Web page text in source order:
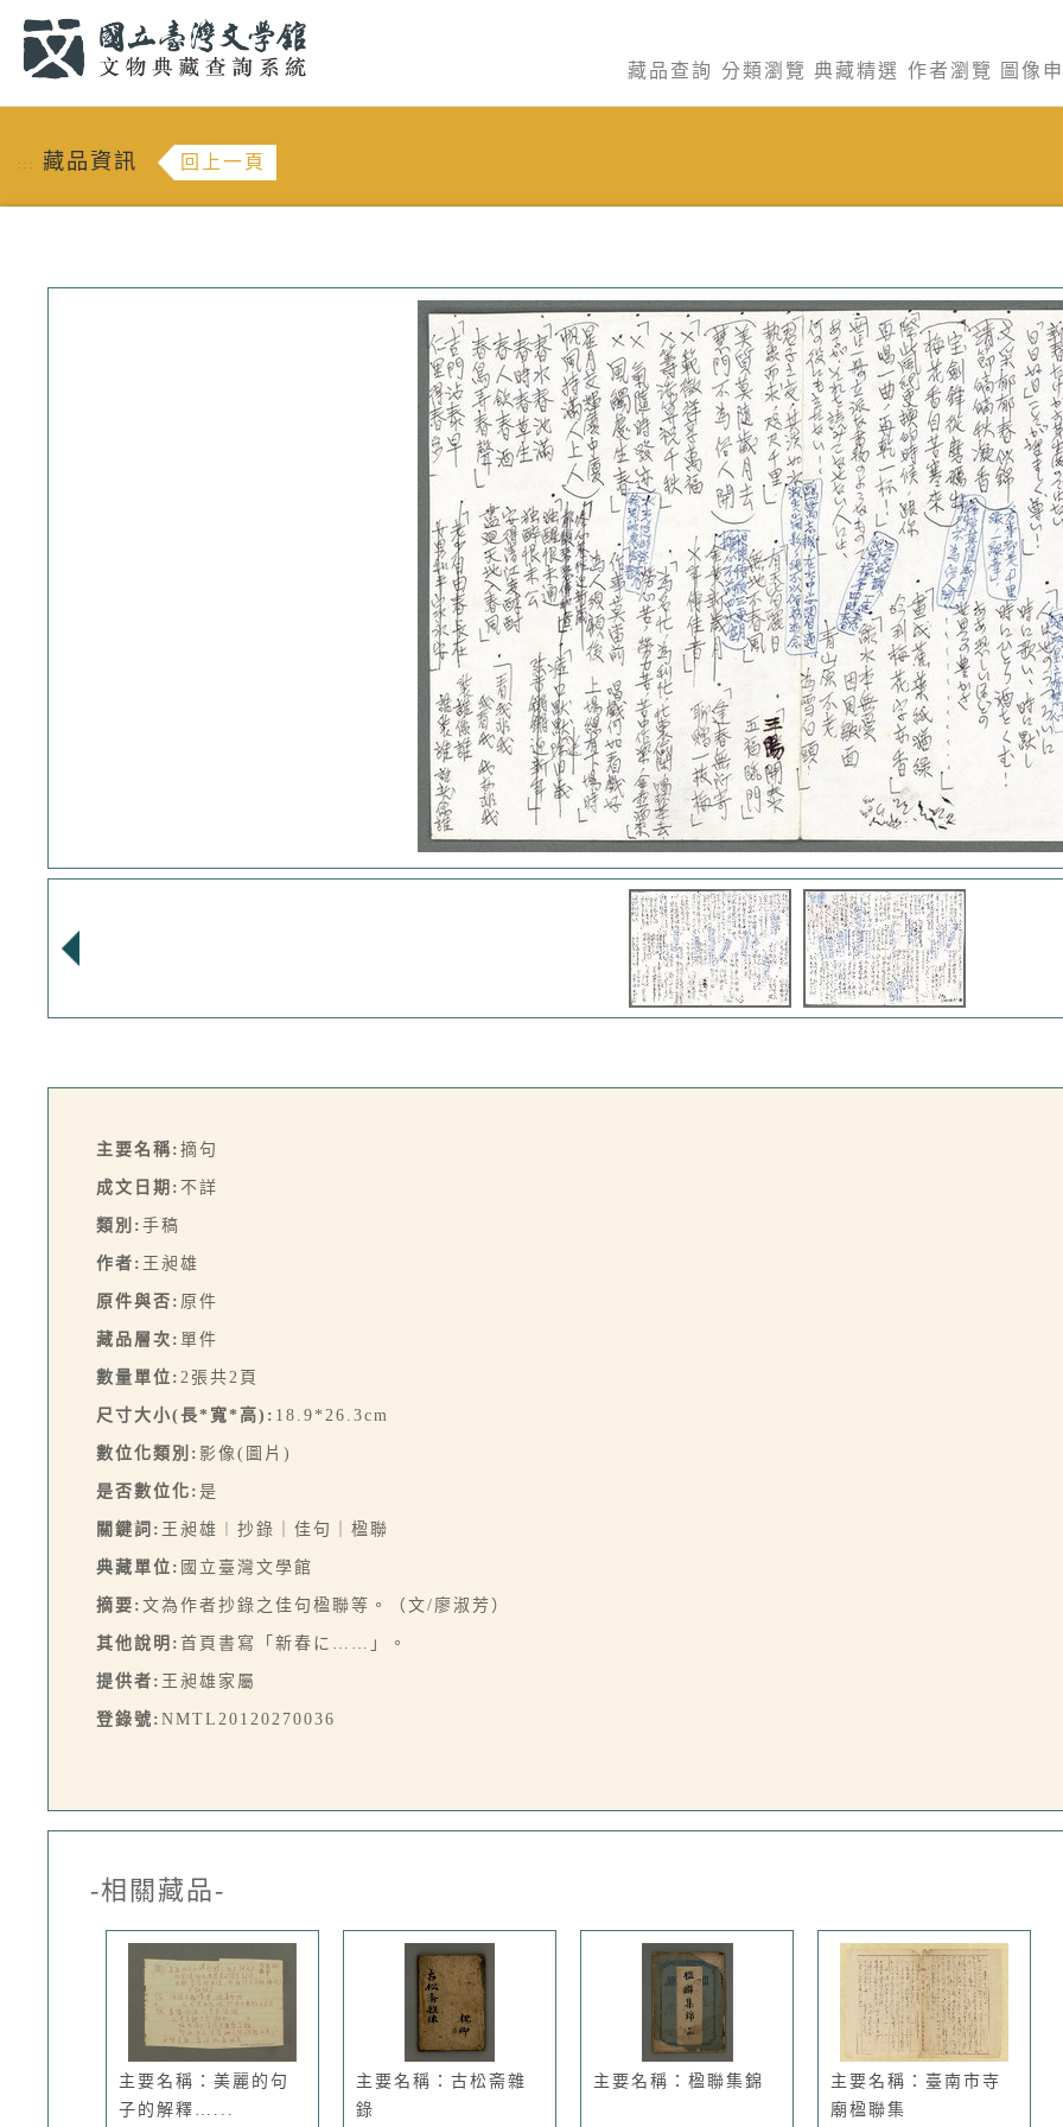
藏品查詢 分類瀏覽 典藏精選 作者瀏覽 圖像
::: 藏品資訊 回上一頁
主要名稱: 摘句
成文日期: 不詳
類別: 手稿
作者: 王昶雄
原件與否: 原件
藏品層次: 單件
數量單位: 2張共2頁
尺寸大小(長*寬*高): 18.9*26.3cm
數位化類別: 影像(圖片)
是否數位化: 是
關鍵詞: 王昶雄︱抄錄｜佳句｜楹聯
典藏單位: 國立臺灣文學館
摘要: 文為作者抄錄之佳句楹聯等。（文/廖淑芳）
其他說明: 首頁書寫「新春に……」。
提供者: 王昶雄家屬
登錄號: NMTL20120270036
-相關藏品-
主要名稱：美麗的句
子的解釋…...
主要名稱：古松斋雜
錄
主要名稱：楹聯集錦
主要名稱：臺南市寺
廟楹聯集